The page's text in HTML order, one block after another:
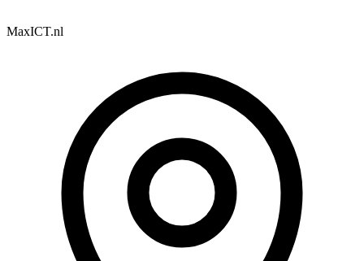
MaxICT.nl